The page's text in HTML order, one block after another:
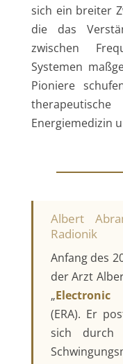
sich ein breiter
die das
zwischen
Systemen
Pioniere
Energiemedizin
Albert
Radionik
Anfang des
der Arzt
„
(ERA). Er
sich durch